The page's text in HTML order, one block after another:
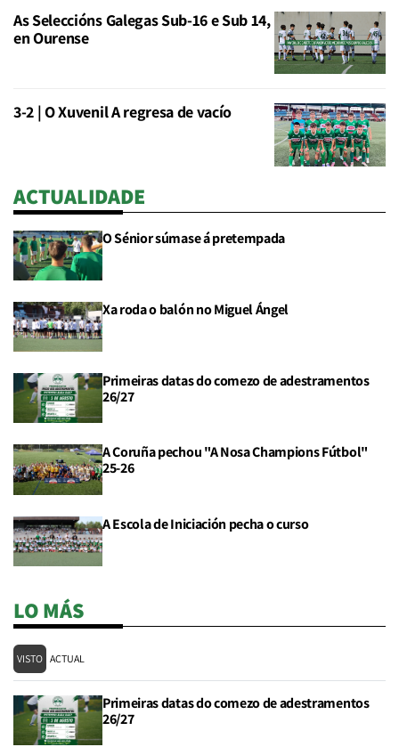
As Seleccións Galegas Sub-16 e Sub 14,
en Ourense
3-2 | O Xuvenil A regresa de vacío
ACTUALIDADE
O Sénior súmase á pretempada
Xa roda o balón no Miguel Ángel
Primeiras datas do comezo de adestramentos
26/27
A Coruña pechou "A Nosa Champions Fútbol"
25-26
A Escola de Iniciación pecha o curso
LO MÁS
VISTO ACTUAL
Primeiras datas do comezo de adestramentos
26/27